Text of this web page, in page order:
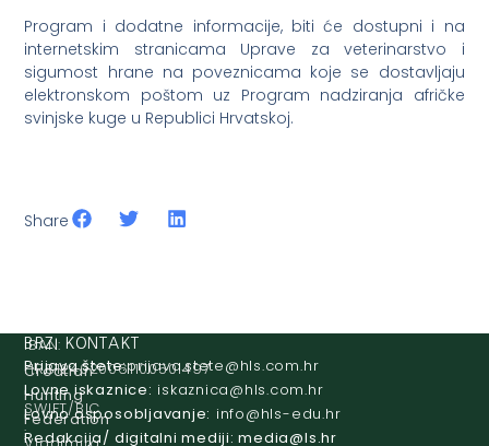
Program i dodatne informacije, biti će dostupni i na
internetskim stranicama Uprave za veterinarstvo i
sigumost hrane na poveznicama koje se dostavljaju
elektronskom poštom uz Program nadziranja afričke
svinjske kuge u Republici Hrvatskoj.
Share
Croatian
Hunting
Federation
IBAN:
HR8124020061100501497
SWIFT/BIC
:
BRZI KONTAKT
Prijava štete: rh.moc.slh
@etets.avajirp
Lovne iskaznice:
rh.moc.slh
@acinzaksi
Lovno osposobljavanje:
rh.ude-slh
@ofni
Redakcija/ digitalni mediji:
rh.sl
@aidem